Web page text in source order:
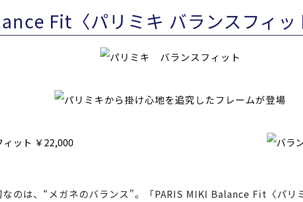
Fit〈パリミキ バランスフィッ
のは、“メガネのバランス”。「PARIS MIKI Balance Fit〈パリ